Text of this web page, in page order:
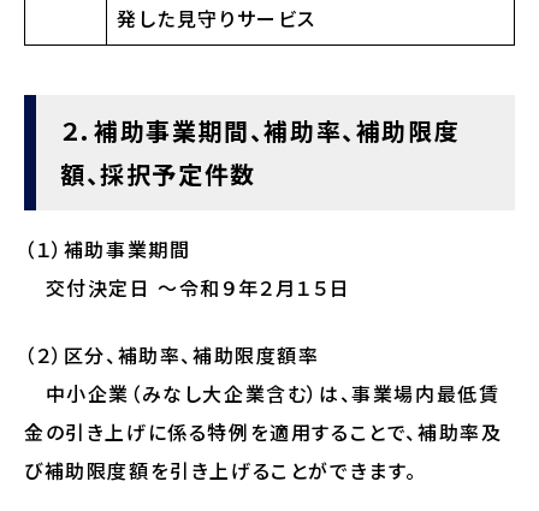
発した⾒守りサービス
２．補助事業期間、補助率、補助限度
額、採択予定件数
（１）補助事業期間
交付決定日 ～令和９年２月１５日
（２）区分、補助率、補助限度額率
中小企業（みなし大企業含む）は、事業場内最低賃
金の引き上げに係る特例を適用することで、補助率及
び補助限度額を引き上げることができます。